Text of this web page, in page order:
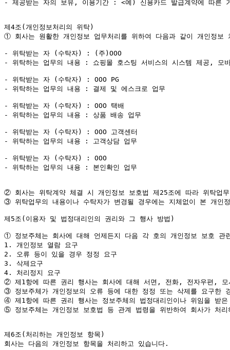
- 제공받는 자의 보유, 이용기간 : <예) 신용카드 발급계약에 따른
① 회사는 원활한 개인정보 업무처리를 위하여 다음과 같이 개인정보
- 위탁받는 자 (수탁자) : (주)OOO
- 위탁하는 업무의 내용 : 쇼핑몰 호스팅 서비스의 시스템 제공, 모
- 위탁받는 자 (수탁자) : OOO PG
- 위탁하는 업무의 내용 : 결제 및 에스크로 업무
- 위탁받는 자 (수탁자) : OOO 택배
- 위탁하는 업무의 내용 : 상품 배송 업무
- 위탁받는 자 (수탁자) : OOO 고객센터
- 위탁하는 업무의 내용 : 고객상담 업무
- 위탁받는 자 (수탁자) : OOO
- 위탁하는 업무의 내용 : 본인확인 업무
②
③ 위탁업무의 내용이나 수탁자가 변경될 경우에는 지체없이 본 개인
제5조(이용자 및 법정대리인의 권리와 그 행사 방법)
① 정보주체는 회사에 대해 언제든지 다음 각 호의 개인정보 보호 관
1. 개인정보 열람 요구
2. 오류 등이 있을 경우 정정 요구
3. 삭제요구
②
③
④
⑤ 정보주체는 개인정보 보호법 등 관계 법령을 위반하여 회사가 처
제6조(처리하는 개인정보 항목)
회사는 다음의 개인정보 항목을 처리하고 있습니다.